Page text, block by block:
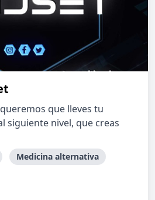
que lleves tu
siguiente nivel, que creas
Medicina alternativa